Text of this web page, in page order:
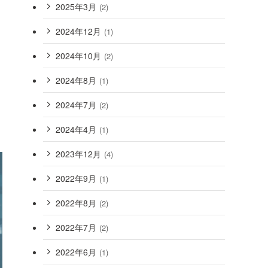
2025年3月 (2)
2024年12月 (1)
2024年10月 (2)
2024年8月 (1)
2024年7月 (2)
2024年4月 (1)
2023年12月 (4)
2022年9月 (1)
2022年8月 (2)
2022年7月 (2)
2022年6月 (1)